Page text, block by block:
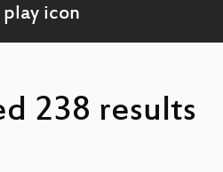
238 results